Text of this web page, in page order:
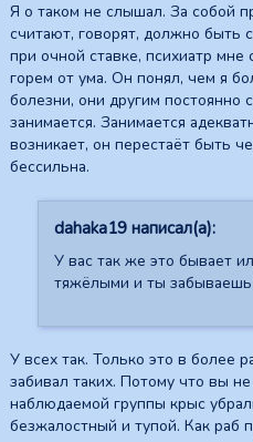
Я о таком не слышал. За собой
считают, говорят, должно быть
при очной ставке, психиатр
горем от ума. Он понял, чем я
болезни, они другим постоянно
занимается. Занимается
возникает, он перестаёт быть
бессильна.
dahaka19 написал(а):
У вас так же это бывает
тяжёлыми и ты забываешь
У всех так. Только это в более
забивал таких. Потому что вы
наблюдаемой группы крыс
безжалостный и тупой. Как раб